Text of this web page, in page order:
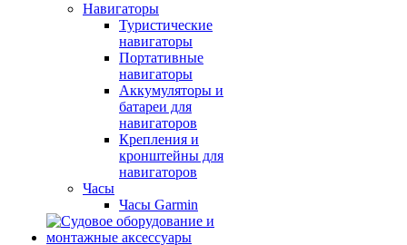
Навигаторы
Туристические
навигаторы
Портативные
навигаторы
Аккумуляторы и
батареи для
навигаторов
Крепления и
кронштейны для
навигаторов
Часы
Часы Garmin